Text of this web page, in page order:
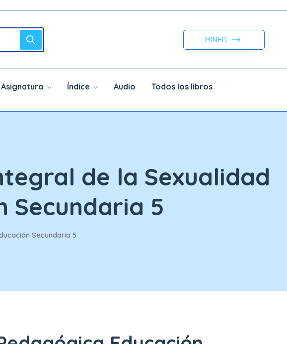
MINED
Asignatura Índice Audio Todos los libros
de la Sexualidad
Secundaria 5
Secundaria 5